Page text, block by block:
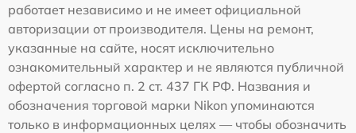
работает независимо и не имеет официальной
авторизации от производителя. Цены на ремонт,
указанные на сайте, носят исключительно
ознакомительный характер и не являются публичной
офертой согласно п. 2 ст. 437 ГК РФ. Названия и
обозначения торговой марки Nikon упоминаются
только в информационных целях — чтобы обозначить